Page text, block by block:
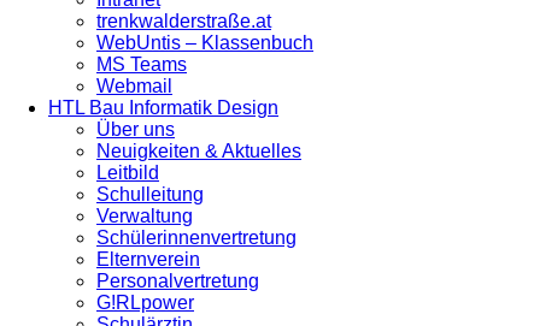
trenkwalderstraße.at
WebUntis – Klassenbuch
MS Teams
Webmail
HTL Bau Informatik Design
Über uns
Neuigkeiten & Aktuelles
Leitbild
Schulleitung
Verwaltung
Schülerinnenvertretung
Elternverein
Personalvertretung
G!RLpower